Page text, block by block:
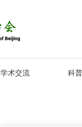
学术交流 科